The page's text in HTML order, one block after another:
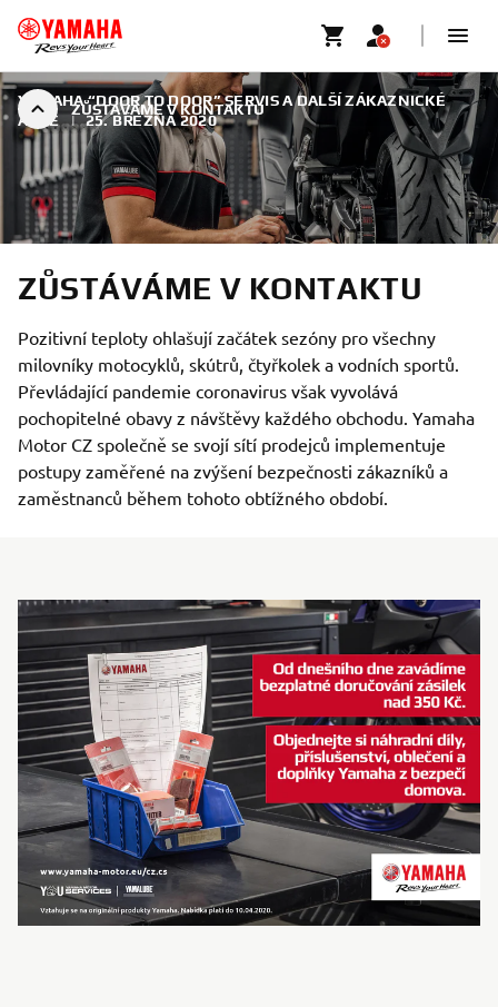
ZŮSTÁVÁME V KONTAKTU
YAMAHA “DOOR TO DOOR” SERVIS A DALŠÍ ZÁKAZNICKÉ
AKCE | 25. BŘEZNA 2020
ZŮSTÁVÁME V KONTAKTU
Pozitivní teploty ohlašují začátek sezóny pro všechny
milovníky motocyklů, skútrů, čtyřkolek a vodních sportů.
Převládající pandemie coronavirus však vyvolává
pochopitelné obavy z návštěvy každého obchodu. Yamaha
Motor CZ společně se svojí sítí prodejců implementuje
postupy zaměřené na zvýšení bezpečnosti zákazníků a
zaměstnanců během tohoto obtížného období.